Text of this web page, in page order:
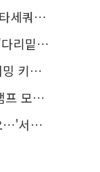
길 15코스
료 상영
체력장
무료
순 5천명